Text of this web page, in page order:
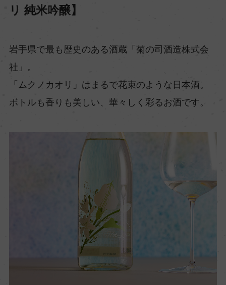
リ 純米吟醸】
岩手県で最も歴史のある酒蔵「菊の司酒造株式会
社」。
「ムクノカオリ」はまるで花束のような日本酒。
ボトルも香りも美しい、華々しく彩るお酒です。